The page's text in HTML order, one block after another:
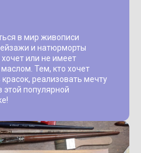
в мир живописи
и натюрморты
или не имеет
Тем, кто хочет
реализовать мечту
этой популярной